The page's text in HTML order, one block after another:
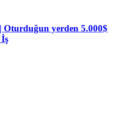
Oturduğun yerden 5.000$